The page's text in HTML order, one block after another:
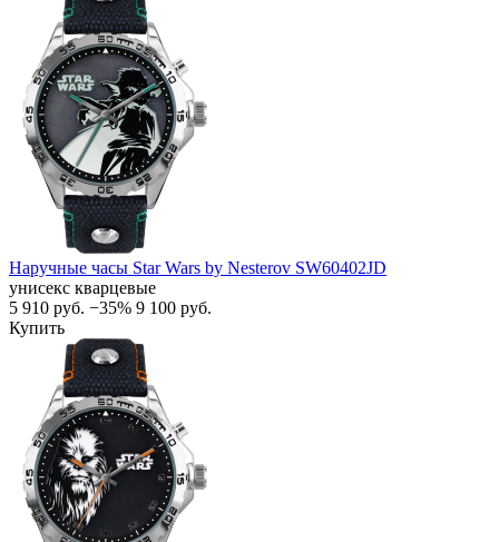
Наручные часы Star Wars by Nesterov SW60402JD
унисекс кварцевые
5 910 руб. −35% 9 100 руб.
Купить